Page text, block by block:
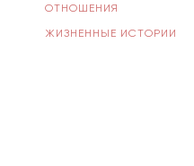
ОТНОШЕНИЯ
ЖИЗНЕННЫЕ ИСТОРИИ